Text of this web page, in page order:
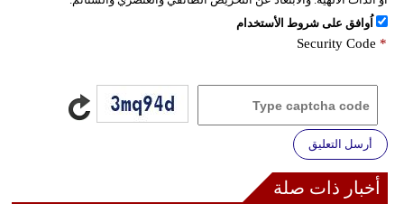
اُوافق على شروط الأستخدام
Security Code *
أرسل التعليق
أخبار ذات صلة